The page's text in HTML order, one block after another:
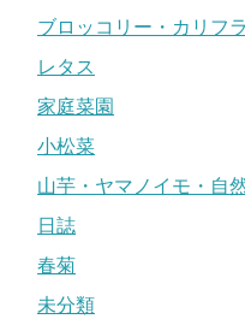
ブロッコリー・カリフ
レタス
家庭菜園
小松菜
山芋・ヤマノイモ・自
日誌
春菊
未分類